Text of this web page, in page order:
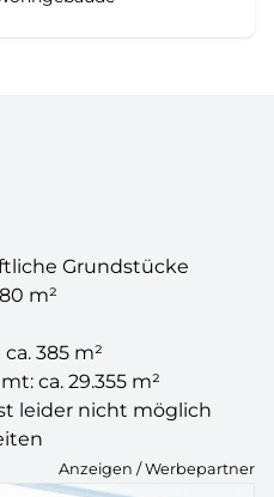
Grundstücke
m²
385 m²
ca. 29.355 m²
leider nicht möglich
Anzeigen / Werbepartner